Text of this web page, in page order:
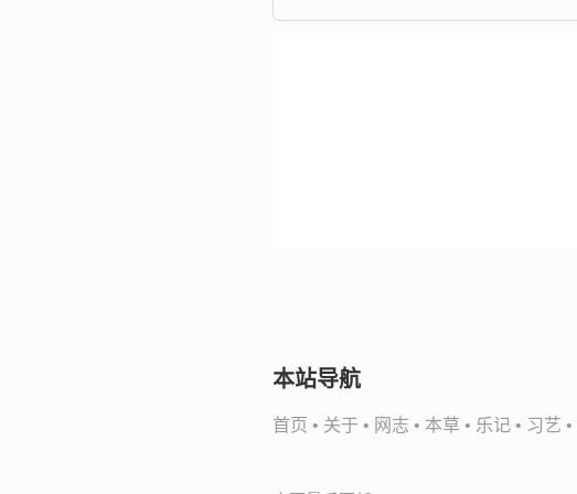
本站导航
首页 • 关于 • 网志 • 本草 • 乐记 • 习艺 •